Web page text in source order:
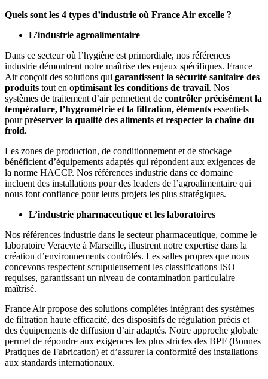
Quels sont les 4 types d’industrie où France Air excelle ?
L’industrie agroalimentaire
Dans ce secteur où l’hygiène est primordiale, nos références
industrie démontrent notre maîtrise des enjeux spécifiques. France
Air conçoit des solutions qui garantissent la sécurité sanitaire des
produits tout en optimisant les conditions de travail. Nos
systèmes de traitement d’air permettent de contrôler précisément la
température, l’hygrométrie et la filtration, éléments essentiels
pour préserver la qualité des aliments et respecter la chaîne du
froid.
Les zones de production, de conditionnement et de stockage
bénéficient d’équipements adaptés qui répondent aux exigences de
la norme HACCP. Nos références industrie dans ce domaine
incluent des installations pour des leaders de l’agroalimentaire qui
nous font confiance pour leurs projets les plus stratégiques.
L’industrie pharmaceutique et les laboratoires
Nos références industrie dans le secteur pharmaceutique, comme le
laboratoire Veracyte à Marseille, illustrent notre expertise dans la
création d’environnements contrôlés. Les salles propres que nous
concevons respectent scrupuleusement les classifications ISO
requises, garantissant un niveau de contamination particulaire
maîtrisé.
France Air propose des solutions complètes intégrant des systèmes
de filtration haute efficacité, des dispositifs de régulation précis et
des équipements de diffusion d’air adaptés. Notre approche globale
permet de répondre aux exigences les plus strictes des BPF (Bonnes
Pratiques de Fabrication) et d’assurer la conformité des installations
aux standards internationaux.